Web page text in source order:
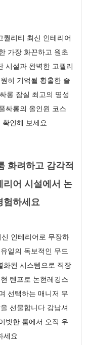
리티 최신 인테리어
가장 화끈하고 원초
시설과 완벽한 고퀄리
히 기억될 황홀한 즐
롱 잠실 최고의 명성
싸롱의 올인원 코스
인해 보세요
화려하고 감각적
리어 시설에서 논
험하세요
인테리어로 무장하
일의 독보적인 무드
화된 시스템으로 직장
텐프로 논현레깅스
선택하는 매니저 무
선물합니다 강남셔
빗한 룸에서 오직 우
세요